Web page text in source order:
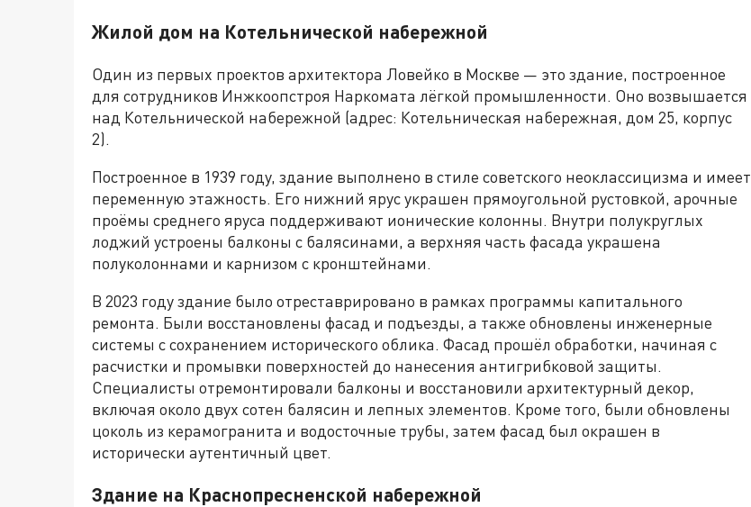
Жилой дом на Котельнической набережной
Один из первых проектов архитектора Ловейко в Москве — это здание, построенное
для сотрудников Инжкоопстроя Наркомата лёгкой промышленности. Оно возвышается
над Котельнической набережной (адрес: Котельническая набережная, дом 25, корпус
2).
Построенное в 1939 году, здание выполнено в стиле советского неоклассицизма и имеет
переменную этажность. Его нижний ярус украшен прямоугольной рустовкой, арочные
проёмы среднего яруса поддерживают ионические колонны. Внутри полукруглых
лоджий устроены балконы с балясинами, а верхняя часть фасада украшена
полуколоннами и карнизом с кронштейнами.
В 2023 году здание было отреставрировано в рамках программы капитального
ремонта. Были восстановлены фасад и подъезды, а также обновлены инженерные
системы с сохранением исторического облика. Фасад прошёл обработки, начиная с
расчистки и промывки поверхностей до нанесения антигрибковой защиты.
Специалисты отремонтировали балконы и восстановили архитектурный декор,
включая около двух сотен балясин и лепных элементов. Кроме того, были обновлены
цоколь из керамогранита и водосточные трубы, затем фасад был окрашен в
исторически аутентичный цвет.
Здание на Краснопресненской набережной